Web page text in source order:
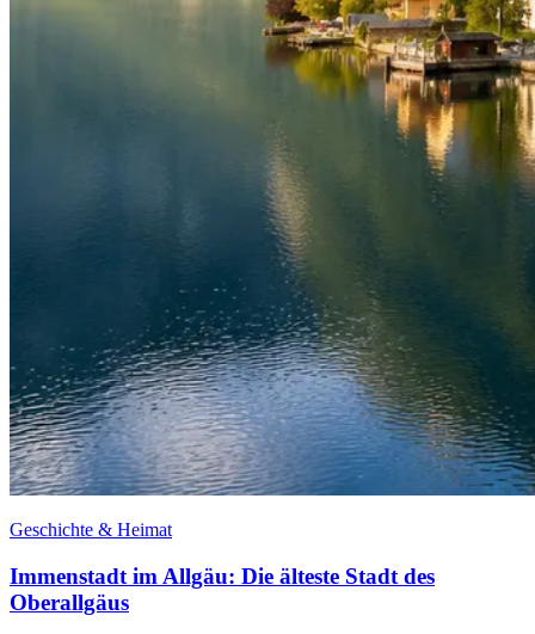
Geschichte & Heimat
Immenstadt im Allgäu: Die älteste Stadt des
Oberallgäus